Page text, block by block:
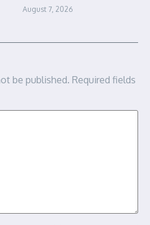
August 7, 2026
be published. Required fields